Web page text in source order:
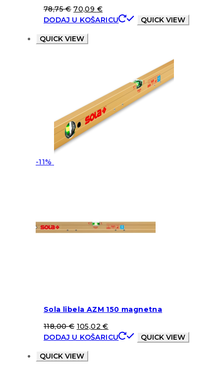
78,75€ 70,09 €
DODAJ U KOŠARICU
QUICK VIEW
QUICK VIEW
-11%
Sola libela AZM 150 magnetna
118,00€ 105,02€
DODAJ U KOŠARICU
QUICK VIEW
QUICK VIEW